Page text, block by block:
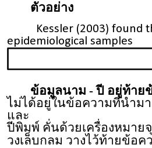
ตัวอย่าง
Kessler (2003) found
epidemiological samples
ข้อมูลนาม - ปี อยู่ท้าย
ไม่ได้อยู่ในข้อความที่นำมา
และ
ปีพิมพ์ คั่นด้วยเครื่องหมาย
วงเล็บกลม วางไว้ท้ายข้อค